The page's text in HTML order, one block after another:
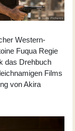
Western-
Fuqua Regie
das Drehbuch
Films
von Akira